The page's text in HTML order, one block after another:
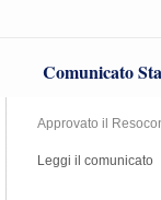
Comunicato
Approvato il
Leggi il comunicato